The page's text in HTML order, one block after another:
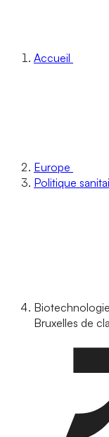
Accueil
Europe
Politique
Bruxelles de